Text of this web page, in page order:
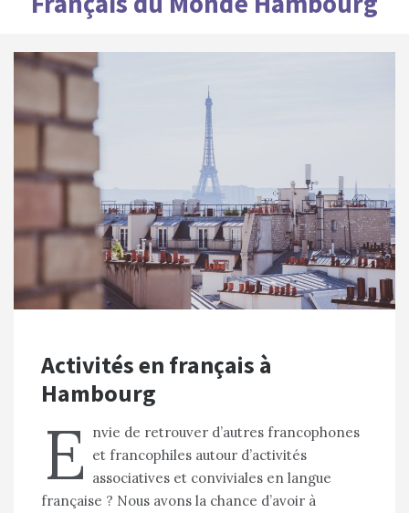
Activités en français à
Hambourg
E nvie de retrouver d’autres francophones
et francophiles autour d’activités
associatives et conviviales en langue
française ? Nous avons la chance d’avoir à